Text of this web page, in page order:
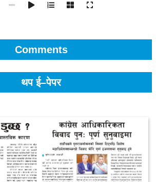
Comments
थप ई–पेपर